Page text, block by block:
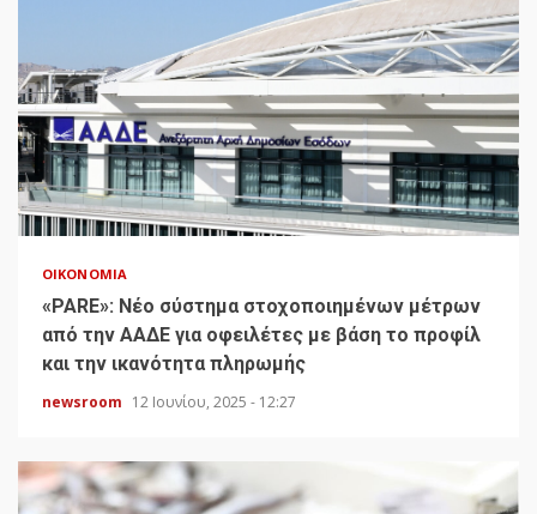
ΟΙΚΟΝΟΜΊΑ
«PARE»: Νέο σύστημα στοχοποιημένων μέτρων
από την ΑΑΔΕ για οφειλέτες με βάση το προφίλ
και την ικανότητα πληρωμής
newsroom 12 Ιουνίου, 2025 - 12:27